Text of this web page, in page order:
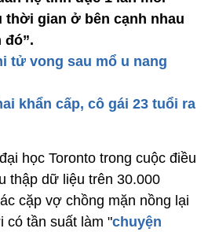
thời gian ở bên cạnh nhau
đó”.
tử vong sau mổ u nang
khẩn cấp, cô gái 23 tuổi ra
học Toronto trong cuộc điều
thập dữ liệu trên 30.000
cặp vợ chồng mặn nồng lại
có tần suất làm "chuyện